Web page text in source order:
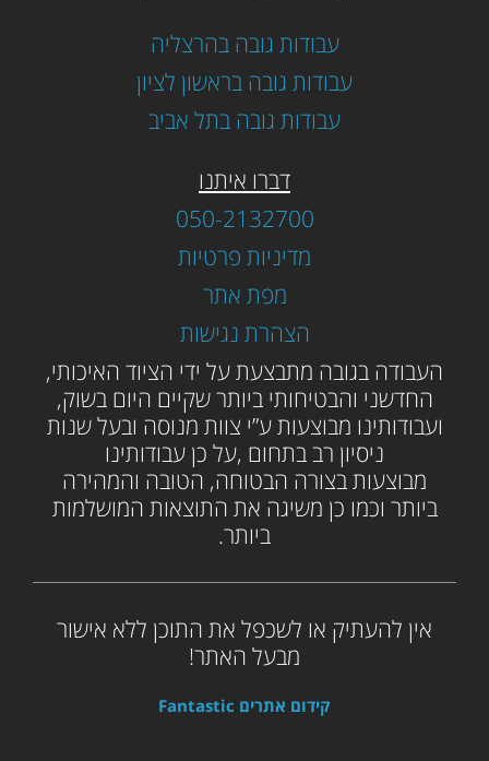
עבודות גובה בהרצליה
עבודות גובה בראשון לציון
עבודות גובה בתל אביב
דברו איתנו
050-2132700
מדיניות פרטיות
מפת אתר
הצהרת נגישות
העבודה בגובה מתבצעת על ידי הציוד האיכותי,
החדשני והבטיחותי ביותר שקיים היום בשוק,
ועבודותינו מבוצעות ע”י צוות מנוסה ובעל שנות
ניסיון רב בתחום ,על כן עבודותינו
מבוצעות בצורה הבטוחה, הטובה והמהירה
ביותר וכמו כן משיגה את התוצאות המושלמות
ביותר.
אין להעתיק או לשכפל את התוכן ללא אישור
מבעל האתר!
קידום אתרים Fantastic